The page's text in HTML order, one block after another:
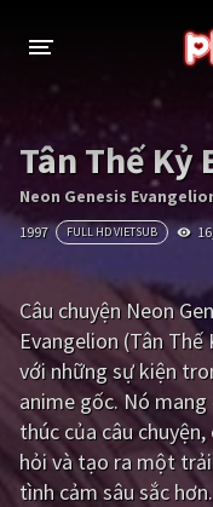
THỂ LOẠI
Thần thoại - Cổ trang
Tâm lý
Võ thuật - Kiếm hiệp
Kinh dị
Phiêu lưu
Viễn tưởng
Hoạt hình
Tân Thế Kỷ
Neon Genesis
1997 FULL HD VIETSUB
Câu chuyện Neon
Evangelion (Tân
với những sự kiện
anime gốc. Nó
thúc của câu
hỏi và tạo ra một
tình cảm sâu sắc